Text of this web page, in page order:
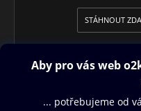
STÁHNOUT
Obsah ke stažení